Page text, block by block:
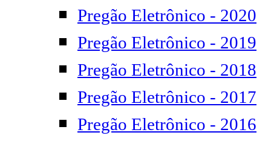
Pregão Eletrônico - 2020
Pregão Eletrônico - 2019
Pregão Eletrônico - 2018
Pregão Eletrônico - 2017
Pregão Eletrônico - 2016